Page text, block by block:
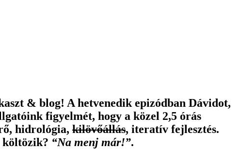
& blog! A hetvenedik epizódban Dávidot,
figyelmét, hogy a közel 2,5 órás
hidrológia, kilövőállás, iteratív fejlesztés.
költözik? “Na menj már!”.